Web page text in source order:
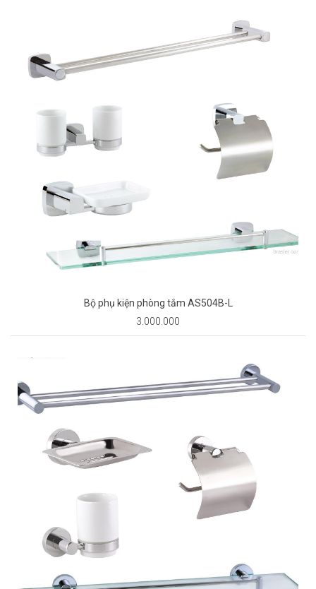
Bộ phụ kiện phòng tắm AS504B-L
3.000.000